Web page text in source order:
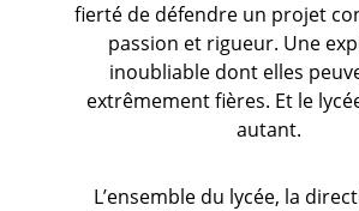
fierté de défendre un projet
passion et rigueur. Une
inoubliable dont elles
extrêmement fières. Et le
autant.
L’ensemble du lycée, la